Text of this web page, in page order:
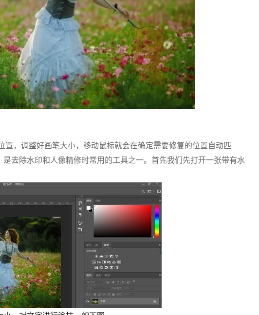
，调整好画笔大小，移动鼠标就会在确定需要修复的位置自动匹
去除水印和人像精修时常用的工具之一。首先我们先打开一张带有水